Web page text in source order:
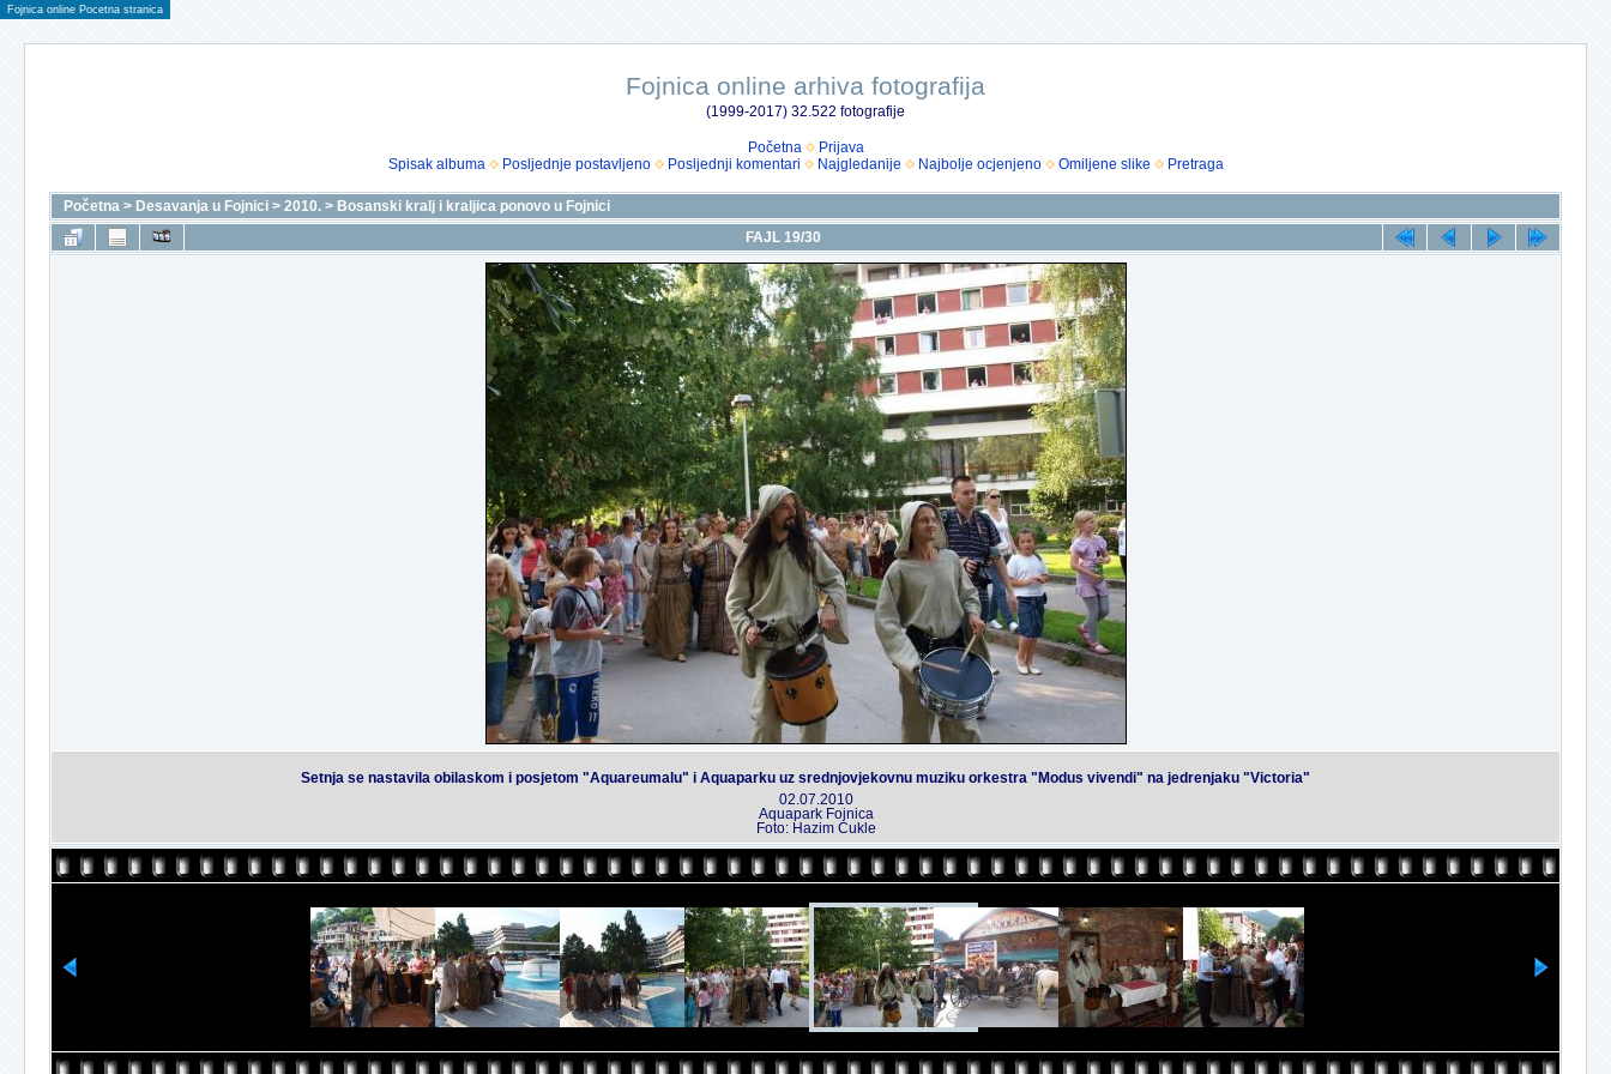
Fojnica online Pocetna stranica
Fojnica online arhiva fotografija
(1999-2017) 32.522 fotografije
Početna
Prijava
Spisak albuma
Posljednje postavljeno Posljednji komentari Najgledanije Najbolje ocjenjeno Omiljene slike Pretraga
Početna > Desavanja u Fojnici > 2010. > Bosanski kralj i kraljica ponovo u Fojnici
FAJL 19/30
Setnja se nastavila obilaskom i posjetom "Aquareumalu" i Aquaparku uz srednjovjekovnu muziku orkestra "Modus vivendi" na jedrenjaku "Victoria"
02.07.2010
Aquapark Fojnica
Foto: Hazim Cukle